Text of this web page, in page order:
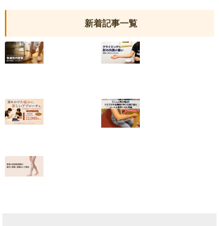
新着記事一覧
【有痛性外脛骨】
小6から続いた足
の内側の痛みが和
らいだ20代女性
クライミングで肘
の内側が痛い｜
2025年度日本代
表・平野夏海選手
【終了しました】
院名変更記念・初
回施術キャンペー